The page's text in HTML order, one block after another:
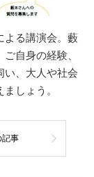
よる講演会。藪
自身の経験、
い、大人や社会
しょう。
記事